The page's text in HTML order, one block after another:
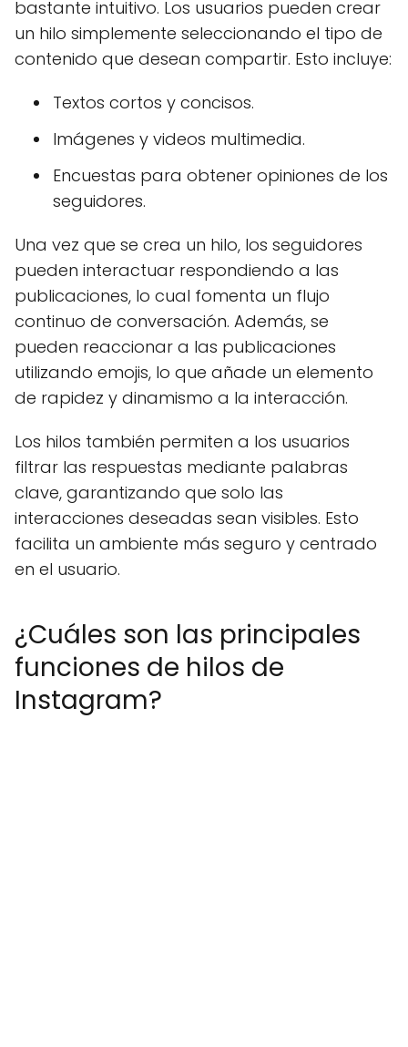
bastante intuitivo. Los usuarios pueden crear
un hilo simplemente seleccionando el tipo de
contenido que desean compartir. Esto incluye:
Textos cortos y concisos.
Imágenes y videos multimedia.
Encuestas para obtener opiniones de los
seguidores.
Una vez que se crea un hilo, los seguidores
pueden interactuar respondiendo a las
publicaciones, lo cual fomenta un flujo
continuo de conversación. Además, se
pueden reaccionar a las publicaciones
utilizando emojis, lo que añade un elemento
de rapidez y dinamismo a la interacción.
Los hilos también permiten a los usuarios
filtrar las respuestas mediante palabras
clave, garantizando que solo las
interacciones deseadas sean visibles. Esto
facilita un ambiente más seguro y centrado
en el usuario.
¿Cuáles son las principales
funciones de hilos de
Instagram?